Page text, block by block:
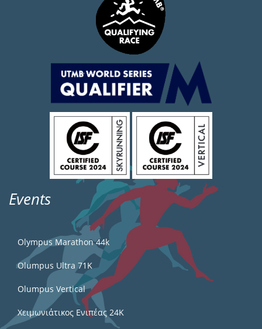
Events
Olympus Marathon 44k
Olumpus Ultra 71K
Olumpus Vertical
Χειμωνιάτικος Ενιπέας 24Κ